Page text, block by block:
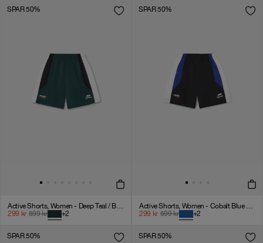
SPAR 50%
Active Shorts, Women - Deep Teal / Black / White
299 kr 599kr +2
SPAR 50%
Active Shorts, Women - Cobalt Blue / Black / White
299 kr 599kr +2
SPAR 50% SPAR 50%